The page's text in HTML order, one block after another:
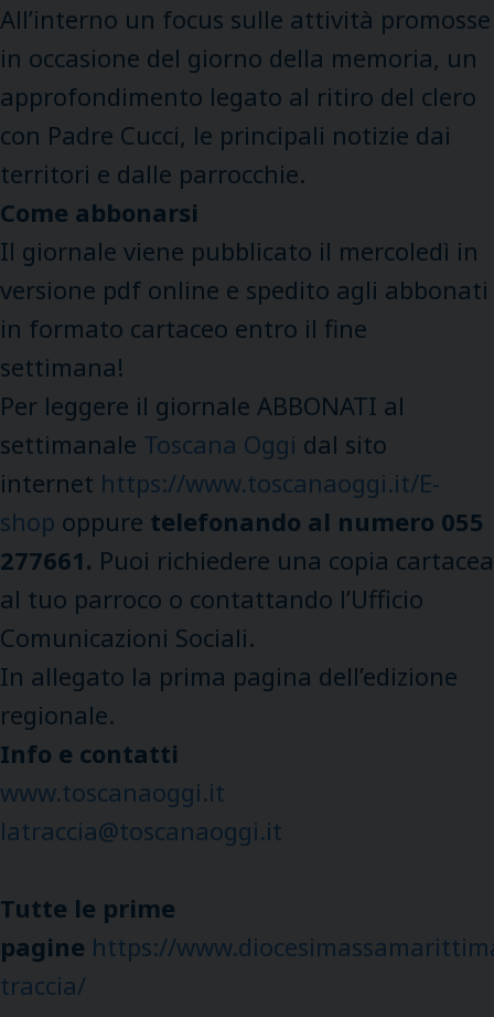
All’interno un focus sulle attività promosse
in occasione del giorno della memoria, un
approfondimento legato al ritiro del clero
con Padre Cucci, le principali notizie dai
territori e dalle parrocchie.
Come abbonarsi
Il giornale viene pubblicato il mercoledì in
versione pdf online e spedito agli abbonati
in formato cartaceo entro il fine
settimana!
Per leggere il giornale ABBONATI al
settimanale Toscana Oggi dal sito
internet https://www.toscanaoggi.it/E-
shop oppure telefonando al numero 055
277661. Puoi richiedere una copia cartacea
al tuo parroco o contattando l’Ufficio
Comunicazioni Sociali.
In allegato la prima pagina dell’edizione
regionale.
Info e contatti
www.toscanaoggi.it
latraccia@toscanaoggi.it
Tutte le prime
pagine https://
traccia/